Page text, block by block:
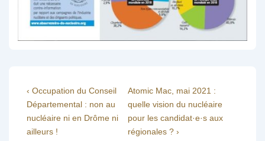
Navigation
de
l’article
Previous
Post
is
‹ Occupation du Conseil
Départemental : non au
nucléaire ni en Drôme ni
ailleurs !
Next
Post
is
Atomic Mac, mai 2021 :
quelle vision du nucléaire
pour les candidat·e·s aux
régionales ? ›